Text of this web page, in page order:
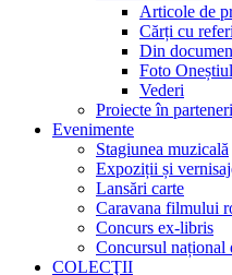
Articole de
Cărți cu
Din
Foto
Vederi
Proiecte în
Evenimente
Stagiunea muzicală
Expoziții și
Lansări carte
Caravana filmului
Concurs ex-libris
Concursul național
COLECŢII